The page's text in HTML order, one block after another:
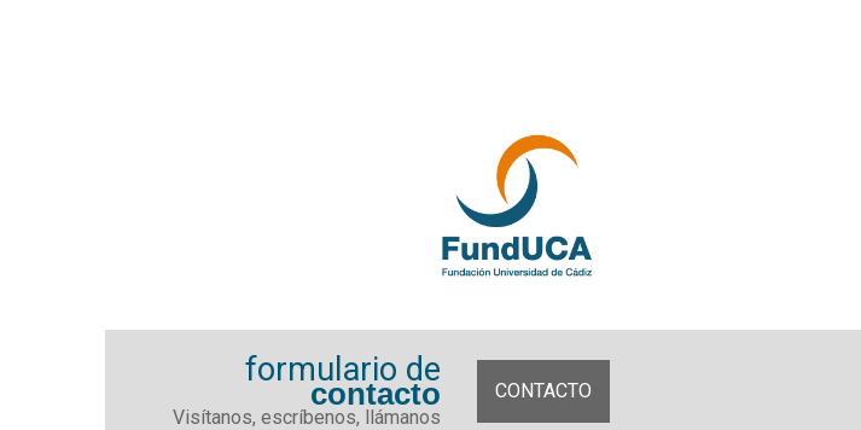
formulario de
contacto
Visítanos, escríbenos, llámanos
CONTACTO